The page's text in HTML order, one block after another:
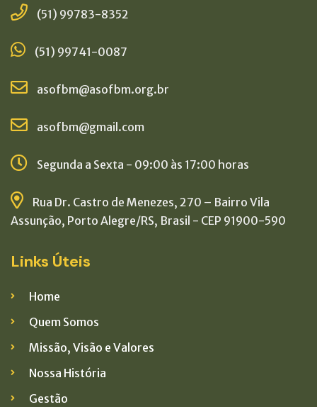
(51) 99783-8352
(51) 99741-0087
asofbm@asofbm.org.br
asofbm@gmail.com
Segunda a Sexta - 09:00 às 17:00 horas
Rua Dr. Castro de Menezes, 270 – Bairro Vila
Assunção, Porto Alegre/RS, Brasil - CEP 91900-590
Links Úteis
Home
Quem Somos
Missão, Visão e Valores
Nossa História
Gestão